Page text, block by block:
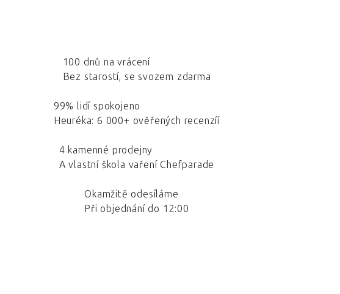
100 dnů na vrácení
Bez starostí, se svozem zdarma
99% lidí spokojeno
Heuréka: 6 000+ ověřených recenzíí
4 kamenné prodejny
A vlastní škola vaření Chefparade
Okamžitě odesíláme
Při objednání do 12:00